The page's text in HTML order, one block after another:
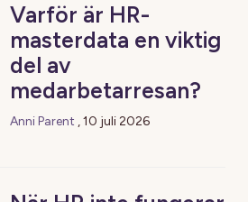
Varför är HR-
masterdata en viktig
del av
medarbetarresan?
Anni Parent ,10 juli 2026